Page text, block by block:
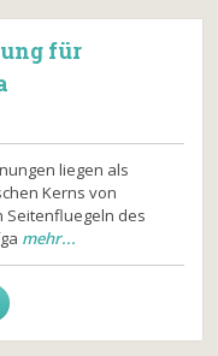
für
liegen als
Kerns von
Seitenfluegeln des
mehr...